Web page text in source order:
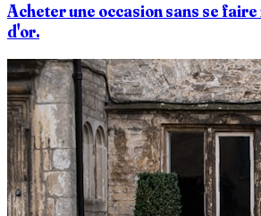
Acheter une occasion sans se
d'or.